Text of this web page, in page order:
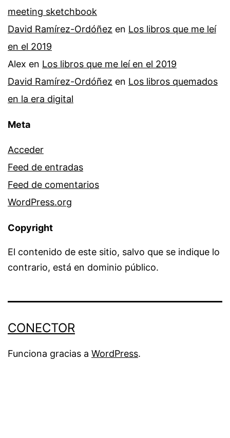
meeting sketchbook
David Ramírez-Ordóñez en Los libros que me leí
en el 2019
Alex en Los libros que me leí en el 2019
David Ramírez-Ordóñez en Los libros quemados
en la era digital
Meta
Acceder
Feed de entradas
Feed de comentarios
WordPress.org
Copyright
El contenido de este sitio, salvo que se indique lo
contrario, está en dominio público.
CONECTOR
Funciona gracias a WordPress.